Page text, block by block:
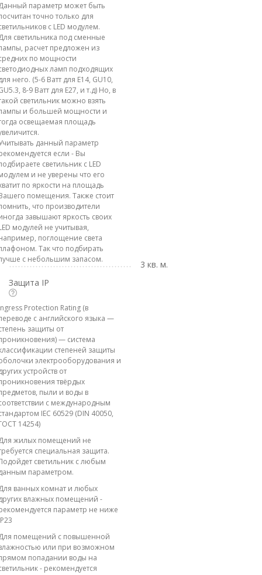
параметр может быть
точно только для
с LED модулем.
светильника под сменные
расчет предложен из
по мощности
ламп подходящих
него. (5-6 Ватт для E14, GU10,
8-9 Ватт для E27, и т.д) Но, в
светильник можно взять
и большей мощности и
освещаемая площадь
данный параметр
если - Вы
светильник с LED
и не уверены что его
по яркости на площадь
помещения. Также стоит
что производители
завышают яркость своих
модулей не учитывая,
поглощение света
Так что подбирать
с небольшим запасом.
3 кв. м.
Защита IP
Protection Rating (в
с английского языка —
защиты от
— система
степеней защиты
электрооборудования и
устройств от
твёрдых
пыли и воды в
с международным
IEC 60529 (DIN 40050,
14254)
жилых помещений не
специальная защита.
светильник с любым
параметром.
ванных комнат и любых
влажных помещений -
параметр не ниже
помещений с повышенной
или при возможном
попадании воды на
- рекомендуется